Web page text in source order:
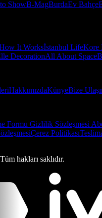
ShowB-MagBurdaEv Bahçe
It Worksİstanbul LifeKore
DecorationAll About Space
HakkımızdaKünyeBize
Formu Gizlilik Sözleşmesi
Çerez Politikası
hakları saklıdır.